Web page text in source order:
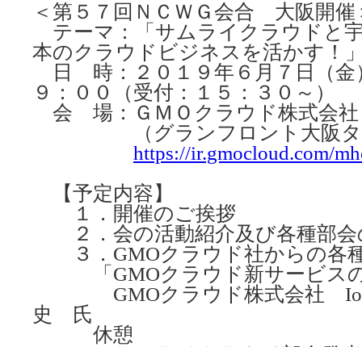
＜第５７回ＮＣＷＧ会合 大阪開催
テーマ：「サムライクラウドと
本のクラウドビジネスを活かす！
日 時：２０１９年６月７日（金
９：００（受付：１５：３０～）
会 場：ＧＭＯクラウド株式会
（グランフロント大阪タワ
https://ir.gmocloud.com/
【予定内容】
１．開催のご挨拶
２．会の活動紹介及び各種部会
３．GMOクラウド社からの各
「GMOクラウド新サービス
GMOクラウド株式会社 IoT
史 氏
休憩